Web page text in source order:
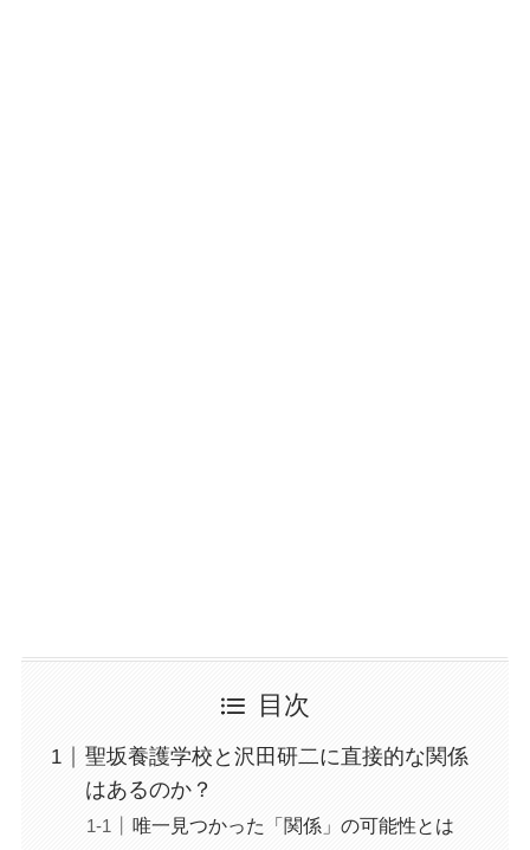
目次
聖坂養護学校と沢田研二に直接的な関係
はあるのか？
唯一見つかった「関係」の可能性とは